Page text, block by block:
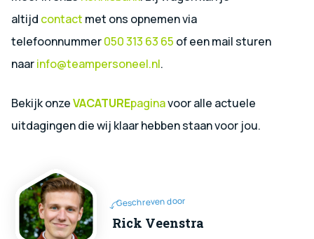
altijd contact met ons opnemen via
telefoonnummer050 313 63 65 of een mail sturen
naarinfo@teampersoneel.nl.
Bekijk onzeVACATUREpaginavoor alle actuele
uitdagingen die wij klaar hebben staan voor jou.
Geschreven door
Rick Veenstra